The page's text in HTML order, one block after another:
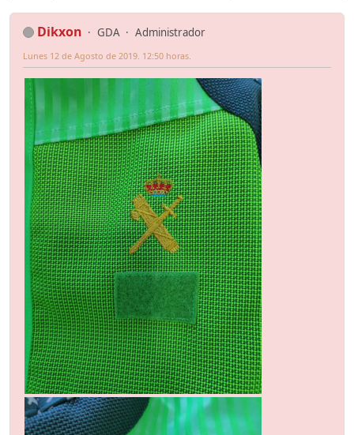
Dikxon GDA Administrador
Lunes 12 de Agosto de 2019. 12:50 horas.